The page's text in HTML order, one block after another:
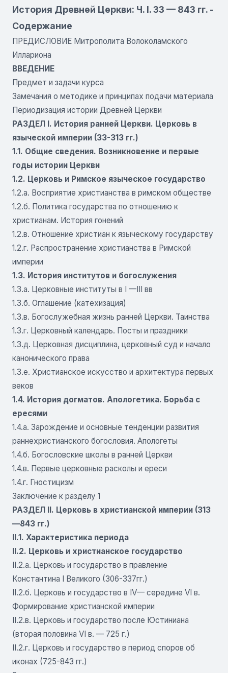
История Древней Церкви: Ч. I. 33 — 843 гг. -
Содержание
ПРЕДИСЛОВИЕ Митрополита Волоколамского
Иллариона
ВВЕДЕНИЕ
Предмет и задачи курса
Замечания о методике и принципах подачи материала
Периодизация истории Древней Церкви
РАЗДЕЛ I. История ранней Церкви. Церковь в
языческой империи (33-313 гг.)
1.1. Общие сведения. Возникновение и первые
годы истории Церкви
1.2. Церковь и Римское языческое государство
1.2.а. Восприятие христианства в римском обществе
1.2.б. Политика государства по отношению к
христианам. История гонений
1.2.в. Отношение христиан к языческому государству
1.2.г. Распространение христианства в Римской
империи
1.3. История институтов и богослужения
1.3.а. Церковные институты в I —III вв
1.3.б. Оглашение (катехизация)
1.3.в. Богослужебная жизнь ранней Церкви. Таинства
1.3.г. Церковный календарь. Посты и праздники
1.3.д. Церковная дисциплина, церковный суд и начало
канонического права
1.3.е. Христианское искусство и архитектура первых
веков
1.4. История догматов. Апологетика. Борьба с
ересями
1.4.а. Зарождение и основные тенденции развития
раннехристианского богословия. Апологеты
1.4.б. Богословские школы в ранней Церкви
1.4.в. Первые церковные расколы и ереси
1.4.г. Гностицизм
Заключение к разделу 1
РАЗДЕЛ II. Церковь в христианской империи (313
—843 гг.)
II.1. Характеристика периода
II.2. Церковь и христианское государство
II.2.а. Церковь и государство в правление
Константина I Великого (306-337гг.)
II.2.б. Церковь и государство в IV— середине VI в.
Формирование христианской империи
II.2.в. Церковь и государство после Юстиниана
(вторая половина VI в. — 725 г.)
II.2.г. Церковь и государство в период споров об
иконах (725-843 гг.)